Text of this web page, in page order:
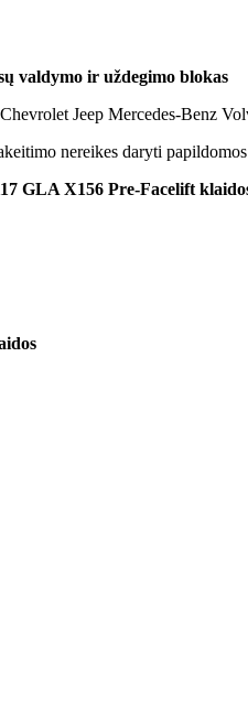
valdymo ir uždegimo blokas
Jeep Mercedes-Benz
nereikes daryti
GLA X156 Pre-Facelift